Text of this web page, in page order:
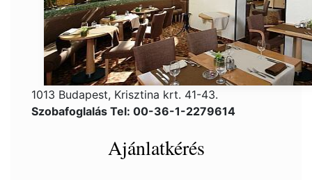
1013 Budapest, Krisztina krt. 41-43.
Szobafoglalás Tel: 00-36-1-2279614
Ajánlatkérés